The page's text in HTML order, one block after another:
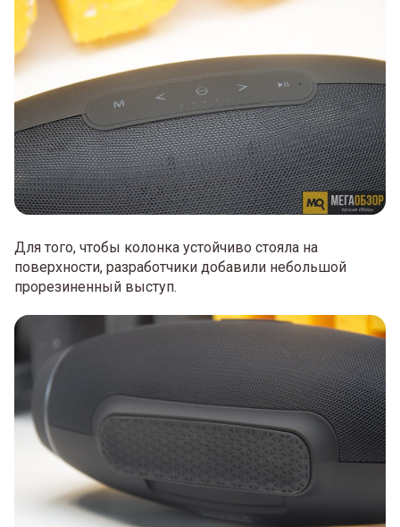
Для того, чтобы колонка устойчиво стояла на
поверхности, разработчики добавили небольшой
прорезиненный выступ.